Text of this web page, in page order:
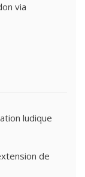
via
ludique
de